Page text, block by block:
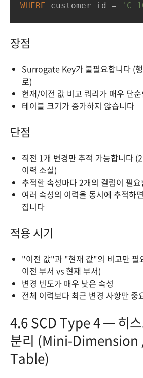
WHERE customer_id = 'C-
장점
Surrogate Key가 불필요합니다 (
로)
현재/이전 값 비교 쿼리가 매우 단
테이블 크기가 증가하지 않습니다
단점
직전 1개 변경만 추적 가능합니다
이력 소실)
추적할 속성마다 2개의 컬럼이 필
여러 속성의 이력을 동시에 추적하
집니다
적용 시기
"이전 값"과 "현재 값"의 비교만 필
이전 부서 vs 현재 부서)
변경 빈도가 매우 낮은 속성
전체 이력보다 최근 변경 사항만 중
4.6 SCD Type 4 — 히
분리 (Mini-
Table)